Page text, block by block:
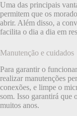
Uma das principais
permitem que os
abrir. Além disso, a
facilita o dia a dia em
Manutenção e cuidados
Para garantir o
realizar manutenções
conexões, e limpe o
som. Isso garantirá que
muitos anos.